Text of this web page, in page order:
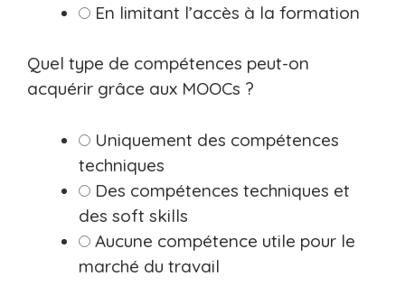
En limitant l’accès à la formation
Quel type de compétences peut-on
acquérir grâce aux MOOCs ?
Uniquement des compétences
techniques
Des compétences techniques et
des soft skills
Aucune compétence utile pour le
marché du travail